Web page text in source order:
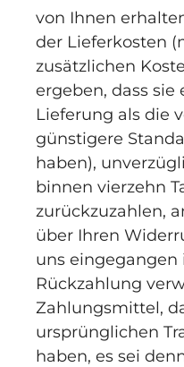
von Ihnen
der Lieferkosten
zusätzlichen
ergeben, dass sie
Lieferung als die
günstigere
haben),
binnen vierzehn
zurückzuzahlen,
über Ihren
uns eingegangen
Rückzahlung
Zahlungsmittel,
ursprünglichen
haben, es sei